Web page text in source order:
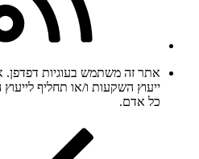
אתר זה משתמש בעוגיות דפדפן.
ייעוץ השקעות ו/או תחליף
כל אדם.